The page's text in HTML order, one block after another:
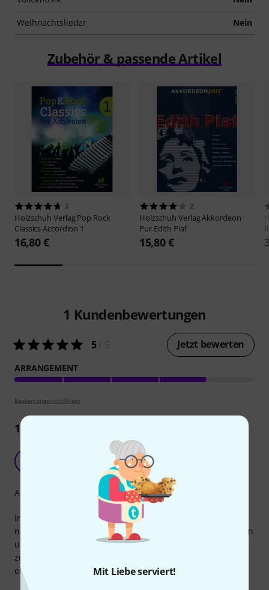
Mit Liebe serviert!
Weihnachtslieder Nein
Zubehör & passende Artikel
3
Holzschuh VerlagPop Rock
Classics Accordion 1
16,80 €
2
Holzschuh VerlagAkkordeon
Pur Edith Piaf
15,80 €
1 Kundenbewertungen
5/ 5 Jetzt bewerten
ARRANGEMENT
Bewertungsrichtlinien
1Rezension
Schönes Songbook
GitteJogl 04.08.2021
Im Heft sind schöne Songs der Beatles anspruchsvoll, aber
nicht zu schwierig, arrangiert. Ich spiele zur Zeit eher selten
und komme trotzdem recht gut mit den Notensätzen
zurecht. Es macht Freude, die bekannten Songs zu
erarbeiten.
Arrangement